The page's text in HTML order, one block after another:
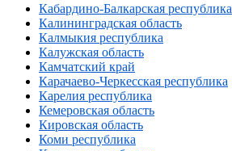
Кабардино-Балкарская республика
Калининградская область
Калмыкия республика
Калужская область
Камчатский край
Карачаево-Черкесская республика
Карелия республика
Кемеровская область
Кировская область
Коми республика